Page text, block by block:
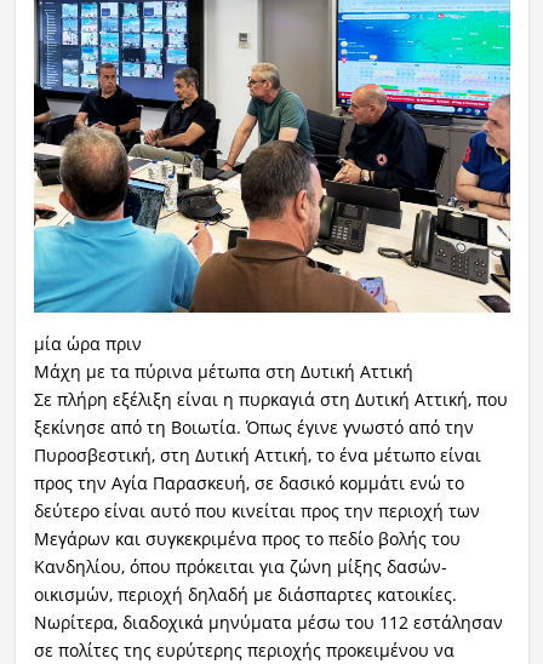
μία ώρα πριν
Μάχη με τα πύρινα μέτωπα στη Δυτική Αττική
Σε πλήρη εξέλιξη είναι η πυρκαγιά στη Δυτική Αττική, που
ξεκίνησε από τη Βοιωτία. Όπως έγινε γνωστό από την
Πυροσβεστική, στη Δυτική Αττική, το ένα μέτωπο είναι
προς την Αγία Παρασκευή, σε δασικό κομμάτι ενώ το
δεύτερο είναι αυτό που κινείται προς την περιοχή των
Μεγάρων και συγκεκριμένα προς το πεδίο βολής του
Κανδηλίου, όπου πρόκειται για ζώνη μίξης δασών-
οικισμών, περιοχή δηλαδή με διάσπαρτες κατοικίες.
Νωρίτερα, διαδοχικά μηνύματα μέσω του 112 εστάλησαν
σε πολίτες της ευρύτερης περιοχής προκειμένου να